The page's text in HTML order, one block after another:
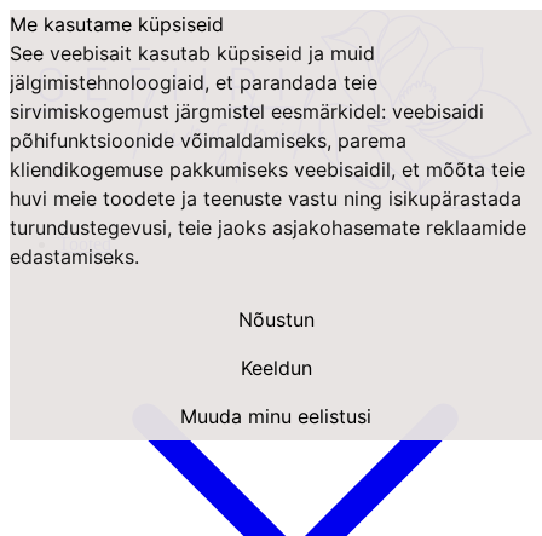
Me kasutame küpsiseid
See veebisait kasutab küpsiseid ja muid
jälgimistehnoloogiaid, et parandada teie
sirvimiskogemust järgmistel eesmärkidel: veebisaidi
põhifunktsioonide võimaldamiseks, parema
kliendikogemuse pakkumiseks veebisaidil, et mõõta teie
huvi meie toodete ja teenuste vastu ning isikupärastada
turundustegevusi, teie jaoks asjakohasemate reklaamide
edastamiseks.
Nõustun
Keeldun
Muuda minu eelistusi
Tooted